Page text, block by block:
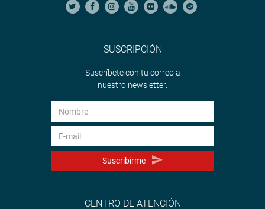
SUSCRIPCIÓN
Suscríbete con tu correo a
nuestro newsletter.
Suscribirme
CENTRO DE ATENCIÓN